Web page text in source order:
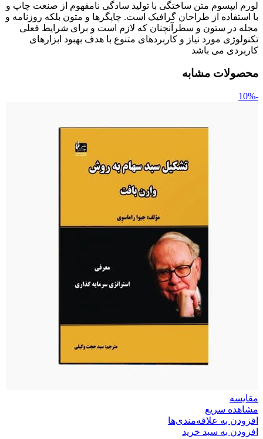
لورم ایپسوم متن ساختگی با تولید سادگی نامفهوم از صنعت چاپ و
با استفاده از طراحان گرافیک است. چاپگرها و متون بلکه روزنامه و
مجله در ستون و سطرآنچنان که لازم است و برای شرایط فعلی
تکنولوژی مورد نیاز و کاربردهای متنوع با هدف بهبود ابزارهای
کاربردی می باشد
محصولات مشابه
-10%
مقایسه
مشاهده سریع
افزودن به علاقه‌مندی‌ها
افزودن به سبد خرید